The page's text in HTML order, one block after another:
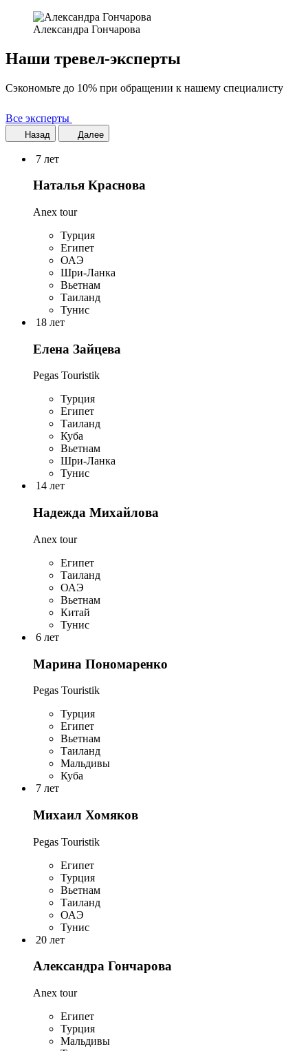
Александра Гончарова
Наши тревел-эксперты
Сэкономьте до 10% при обращении к нашему специалисту
Все эксперты
Назад Далее
7 лет
Наталья Краснова
Anex tour
Турция
Египет
ОАЭ
Шри-Ланка
Вьетнам
Таиланд
Тунис
18 лет
Елена Зайцева
Pegas Touristik
Турция
Египет
Таиланд
Куба
Вьетнам
Шри-Ланка
Тунис
14 лет
Надежда Михайлова
Anex tour
Египет
Таиланд
ОАЭ
Вьетнам
Китай
Тунис
6 лет
Марина Пономаренко
Pegas Touristik
Турция
Египет
Вьетнам
Таиланд
Мальдивы
Куба
7 лет
Михаил Хомяков
Pegas Touristik
Египет
Турция
Вьетнам
Таиланд
ОАЭ
Тунис
20 лет
Александра Гончарова
Anex tour
Египет
Турция
Мальдивы